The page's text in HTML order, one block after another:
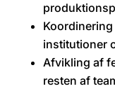
institutioner
Afvikling af
resten af